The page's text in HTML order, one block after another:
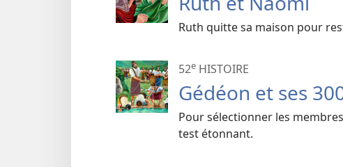
Ruth quitte sa maison pour
52e HISTOIRE
Gédéon et ses
Pour sélectionner les
test étonnant.